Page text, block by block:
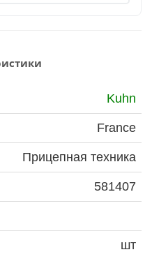
Kuhn
France
Прицепная техника
581407
шт